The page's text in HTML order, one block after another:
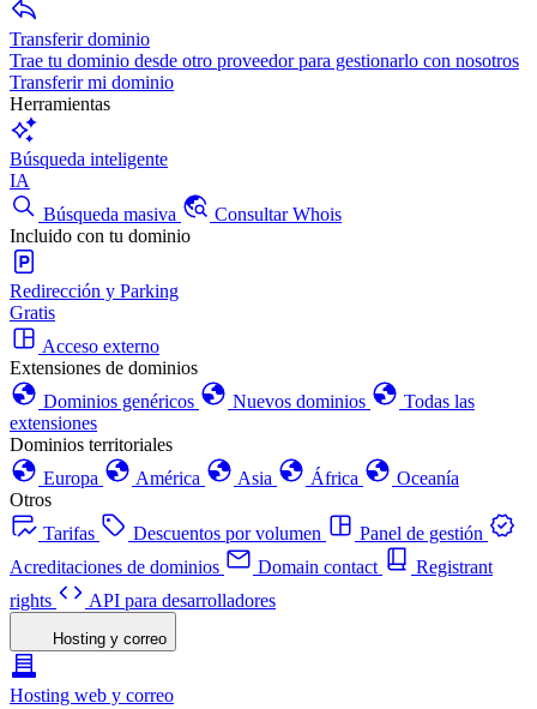
Transferir dominio
Trae tu dominio desde otro proveedor para gestionarlo con nosotros
Transferir mi dominio
Herramientas
Búsqueda inteligente
IA
Búsqueda masiva
Consultar Whois
Incluido con tu dominio
Redirección y Parking
Gratis
Acceso externo
Extensiones de dominios
Dominios genéricos
Nuevos dominios
Todas las
extensiones
Dominios territoriales
Europa
América Asia África
Oceanía
Otros
Tarifas
Descuentos por volumen
Panel de gestión
Acreditaciones de dominios
Domain contact
Registrant
rights
API para desarrolladores
Hosting y correo
Hosting web y correo